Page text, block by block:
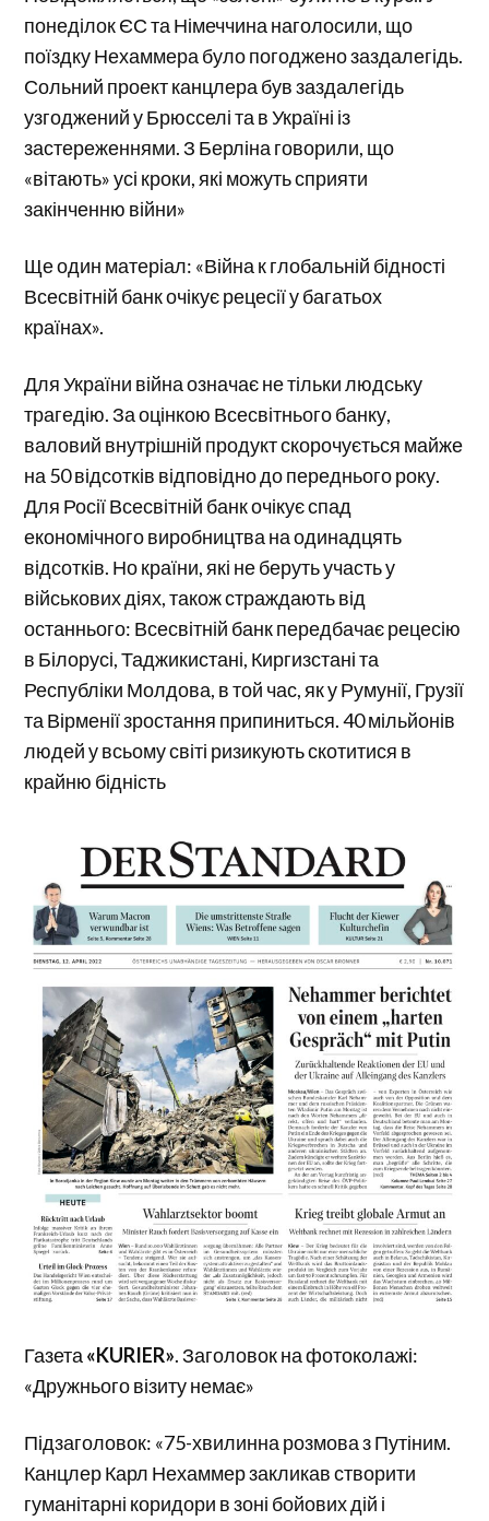
понеділок ЄС та Німеччина наголосили, що
поїздку Нехаммера було погоджено заздалегідь.
Сольний проект канцлера був заздалегідь
узгоджений у Брюсселі та в Україні із
застереженнями. З Берліна говорили, що
«вітають» усі кроки, які можуть сприяти
закінченню війни»
Ще один матеріал: «Війна к глобальній бідності
Всесвітній банк очікує рецесії у багатьох
країнах».
Для України війна означає не тільки людську
трагедію. За оцінкою Всесвітнього банку,
валовий внутрішній продукт скорочується майже
на 50 відсотків відповідно до переднього року.
Для Росії Всесвітній банк очікує спад
економічного виробництва на одинадцять
відсотків. Но країни, які не беруть участь у
військових діях, також страждають від
останнього: Всесвітній банк передбачає рецесію
в Білорусі, Таджикистані, Киргизстані та
Республіки Молдова, в той час, як у Румунії, Грузії
та Вірменії зростання припиниться. 40 мільйонів
людей у всьому світі ризикують скотитися в
крайню бідність
Газета«KURIER». Заголовок на фотоколажі:
«Дружнього візиту немає»
Підзаголовок: «75-хвилинна розмова з Путіним.
Канцлер Карл Нехаммер закликав створити
гуманітарні коридори в зоні бойових дій і